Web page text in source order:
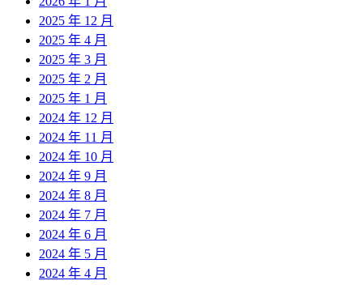
2025 年 12 月
2025 年 4 月
2025 年 3 月
2025 年 2 月
2025 年 1 月
2024 年 12 月
2024 年 11 月
2024 年 10 月
2024 年 9 月
2024 年 8 月
2024 年 7 月
2024 年 6 月
2024 年 5 月
2024 年 4 月